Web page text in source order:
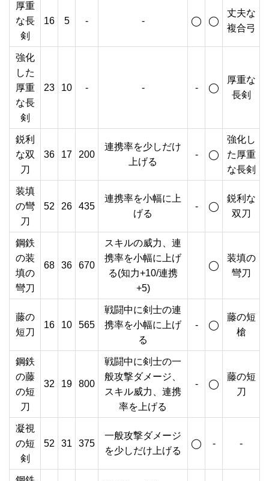
厚重
な長
剣
16 5 - - ◯ ◯
丈夫な
複合弓
強化
した
厚重
な長
剣
23 10 - - - ◯
厚重な
長剣
鋭利
な双
刀
36 17 200
連携率を少しだけ
上げる
- ◯
強化し
た厚重
な長剣
装填
の彎
刀
52 26 435
連携率を小幅に上
げる
- ◯
鋭利な
双刀
鋼鉄
の装
填の
彎刀
68 36 670
スキルの威力、連
携率を小幅に上げ
る(知力+10/連携
+5)
◯
装填の
彎刀
藤の
短刀
16 10 565
戦闘中に剣士の連
携率を小幅に上げ
る
- ◯
藤の短
槍
鋼鉄
の藤
の短
刀
32 19 800
戦闘中に剣士の一
般攻撃ダメージ、
スキル威力、連携
率を上げる
- ◯
藤の短
刀
凝視
の短
剣
52 31 375
一般攻撃ダメージ
を少しだけ上げる
◯ - -